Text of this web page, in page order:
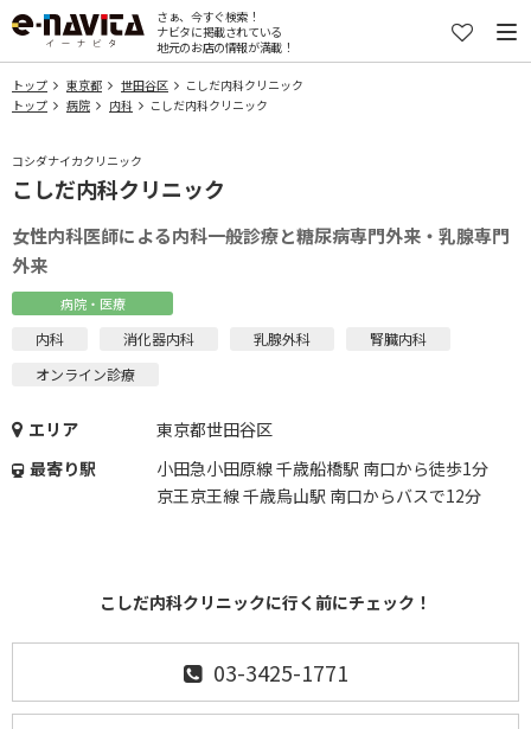
さぁ、今すぐ検索！
ナビタに掲載されている
地元のお店の情報が満載！
トップ 東京都 世田谷区
こしだ内科クリニック
トップ
病院 内科 こしだ内科クリニック
コシダナイカクリニック
こしだ内科クリニック
女性内科医師による内科一般診療と糖尿病専門外来・乳腺専門
外来
病院・医療
内科 消化器内科 乳腺外科
腎臓内科
オンライン診療
エリア
東京都世田谷区
最寄り駅
小田急小田原線 千歳船橋駅 南口から徒歩1分
京王京王線 千歳烏山駅 南口からバスで12分
こしだ内科クリニックに行く前にチェック！
03-3425-1771